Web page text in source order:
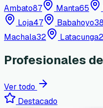
Ambato87 Manta65
Loja47 Babahoyo38
Machala32 Latacunga
Profesionales
Ver todo
Destacado